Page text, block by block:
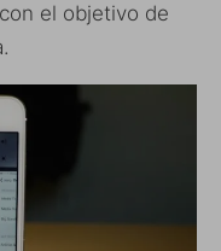
con el objetivo de